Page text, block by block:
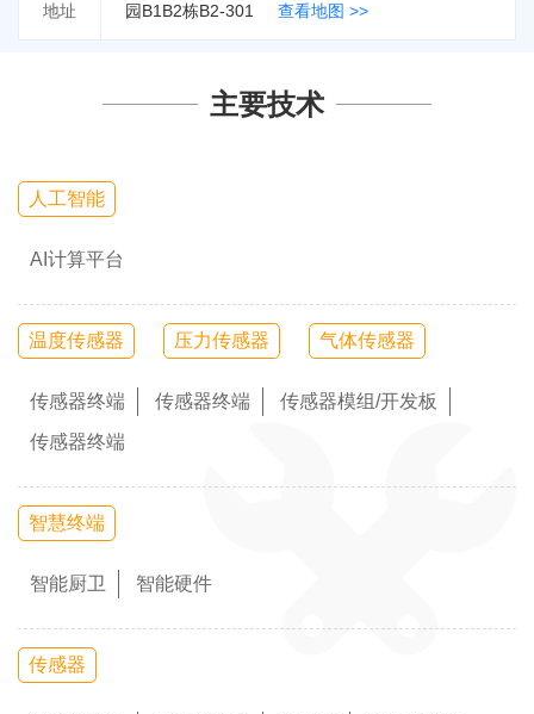
地址 园B1B2栋B2-301 查看地图 >>
主要技术
人工智能
AI计算平台
温度传感器 压力传感器 气体传感器
传感器终端 传感器终端
传感器模组/开发板
传感器终端
智慧终端
智能厨卫 智能硬件
传感器